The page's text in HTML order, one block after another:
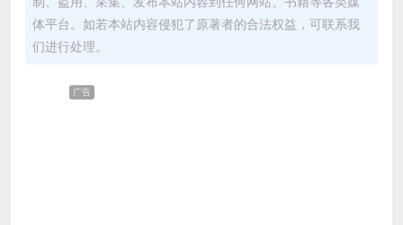
体平台。如若本站内容侵犯了原著者的合法权益，可联系我
们进行处理。
广告